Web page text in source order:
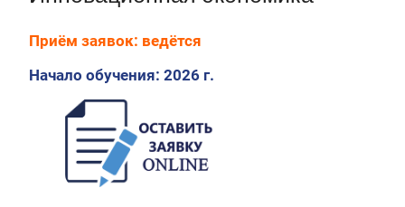
Первый канал, 27.07.2026. Часть 1-2
вступительные испытания в МГУ имени
М.В.Ломоносова в 2026 году по каждому
конкурсу (ранжированные списки поступающих)
Вячеслав Никонов в программе «Большая игра» —
Первый канал, 24.07.2026. Часть 1-2
Вниманию абитуриентов бакалавриата! Открыта
онлайн-запись на заключение договора на
обучение
Приём заявок: ведётся
Начало обучения: 2026 г.